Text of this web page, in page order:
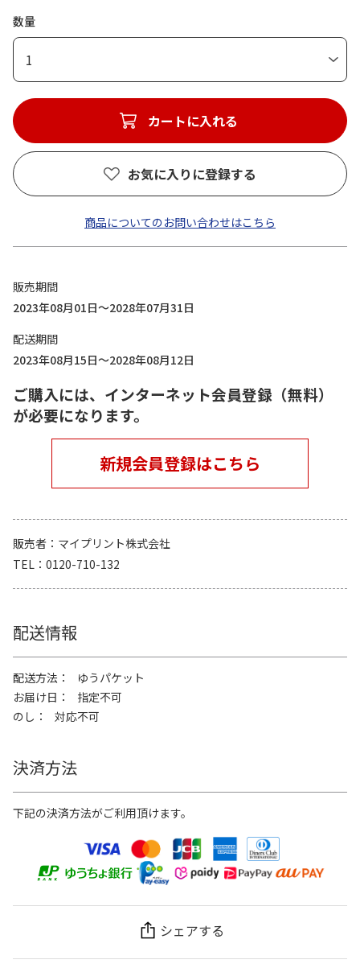
数量
1
カートに入れる
お気に入りに登録する
商品についてのお問い合わせはこちら
販売期間
2023年08月01日～2028年07月31日
配送期間
2023年08月15日～2028年08月12日
ご購入には、インターネット会員登録（無料）
が必要になります。
新規会員登録はこちら
販売者
マイプリント株式会社
TEL
0120-710-132
配送情報
配送方法
ゆうパケット
お届け日
指定不可
のし
対応不可
決済方法
下記の決済方法がご利用頂けます。
シェアする